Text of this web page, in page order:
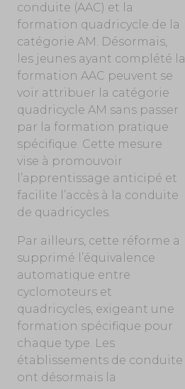
conduite (AAC) et la
formation quadricycle de la
catégorie AM. Désormais,
les jeunes ayant complété la
formation AAC peuvent se
voir attribuer la catégorie
quadricycle AM sans passer
par la formation pratique
spécifique. Cette mesure
vise à promouvoir
l’apprentissage anticipé et
facilite l’accès à la conduite
de quadricycles.
Par ailleurs, cette réforme a
supprimé l’équivalence
automatique entre
cyclomoteurs et
quadricycles, exigeant une
formation spécifique pour
chaque type. Les
établissements de conduite
ont désormais la